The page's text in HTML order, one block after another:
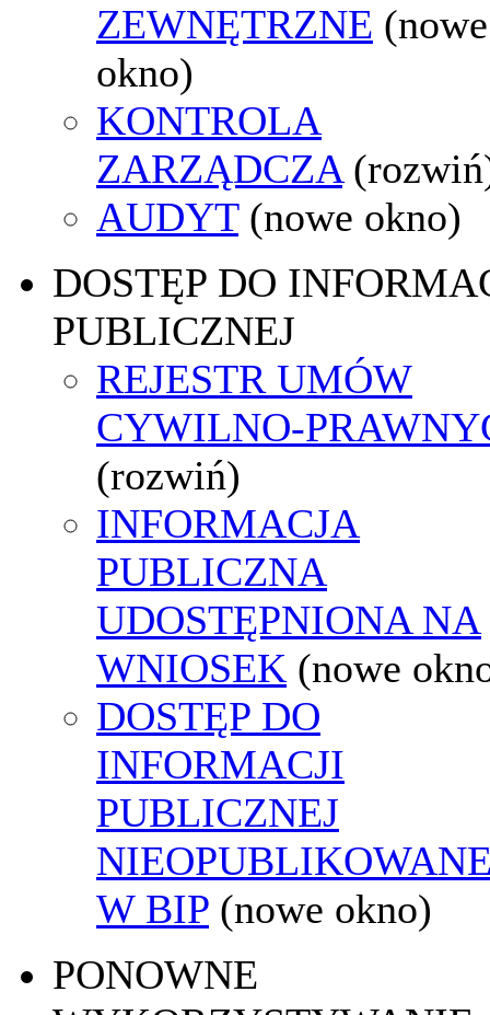
ZEWNĘTRZNE (nowe
okno)
KONTROLA
ZARZĄDCZA
AUDYT (nowe okno)
DOSTĘP DO
PUBLICZNEJ
REJESTR UMÓW
CYWILNO-
(rozwiń)
INFORMACJA
PUBLICZNA
UDOSTĘPNIONA NA
WNIOSEK (nowe
DOSTĘP DO
INFORMACJI
PUBLICZNEJ
W BIP (nowe okno)
PONOWNE